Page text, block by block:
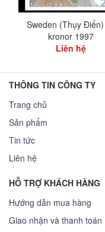
Sweden (Thụy
kronor 1997
Liên hệ
THÔNG TIN CÔNG TY
Trang chủ
Sản phẩm
Tin tức
Liên hệ
HỖ TRỢ KHÁCH HÀNG
Hướng dẫn mua hàng
Giao nhận và thanh toán